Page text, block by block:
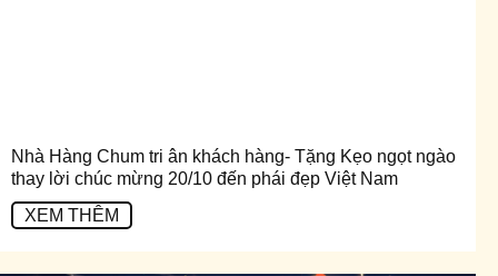
Nhà Hàng Chum tri ân khách hàng- Tặng Kẹo ngọt ngào
thay lời chúc mừng 20/10 đến phái đẹp Việt Nam
XEM THÊM